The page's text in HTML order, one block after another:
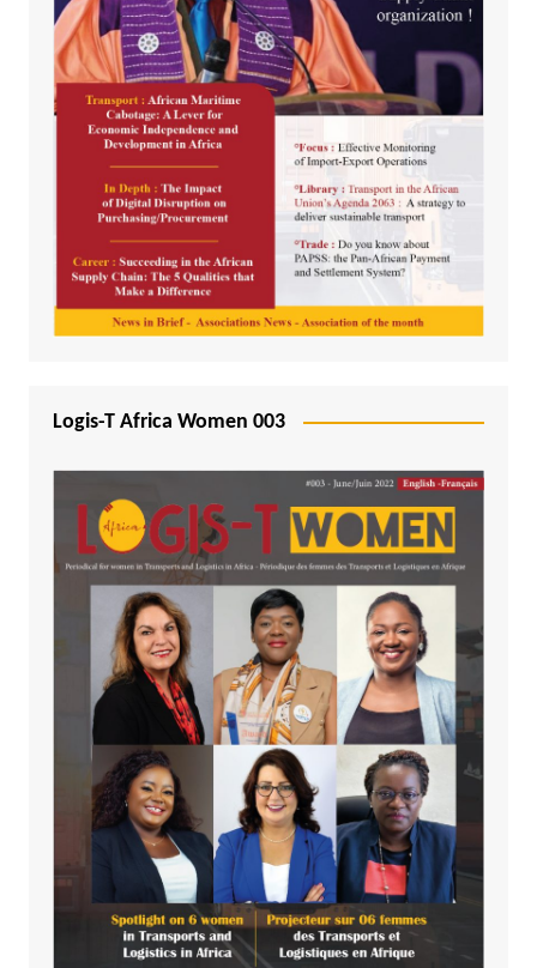
Logis-T Africa Women 003